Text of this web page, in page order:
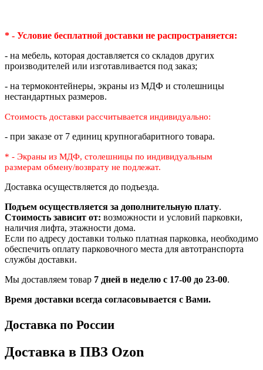
* - Условие бесплатной доставки не распространяется:
- на мебель, которая доставляется со складов других
производителей или изготавливается под заказ;
- на термоконтейнеры, экраны из МДФ и столешницы
нестандартных размеров.
Стоимость доставки рассчитывается индивидуально:
- при заказе от 7 единиц крупногабаритного товара.
* - Экраны из МДФ, столешницы по индивидуальным
размерам обмену/возврату не подлежат.
Доставка осуществляется до подъезда.
Подъем осуществляется за дополнительную плату.
Стоимость зависит от: возможности и условий парковки,
наличия лифта, этажности дома.
Если по адресу доставки только платная парковка, необходимо
обеспечить оплату парковочного места для автотранспорта
службы доставки.
Мы доставляем товар 7 дней в неделю с 17-00 до 23-00.
Время доставки всегда согласовывается с Вами.
Доставка по России
Доставка в ПВЗ Ozon